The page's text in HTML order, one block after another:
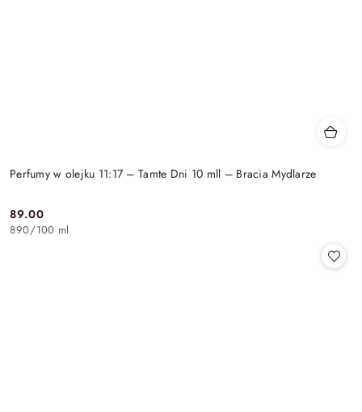
Perfumy w olejku 11:17 – Tamte Dni 10 mll – Bracia Mydlarze
Cena:
89.00
890/100 ml